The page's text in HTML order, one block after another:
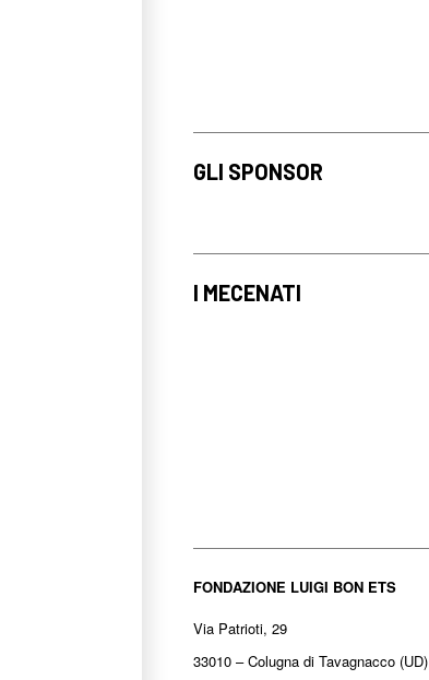
GLI SPONSOR
I MECENATI
FONDAZIONE LUIGI BON ETS
Via Patrioti, 29
33010 – Colugna di Tavagnacco (UD)